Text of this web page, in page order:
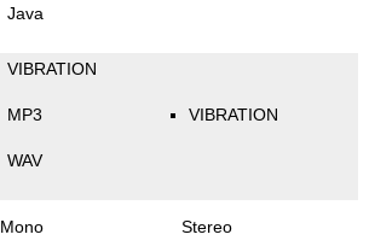
Java
VIBRATION
MP3
WAV
VIBRATION
Mono Stereo